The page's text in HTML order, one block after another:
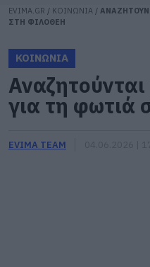
EVIMA.GR / ΚΟΙΝΩΝΙΑ /
ΣΤΗ ΦΙΛΟΘΕΗ
ΚΟΙΝΩΝΙΑ
για τη φωτιά
EVIMA TEAM